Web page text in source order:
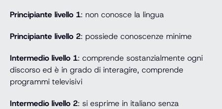
Principiante livello 1: non conosce la lingua
Principiante livello 2: possiede conoscenze minime
Intermedio livello 1: comprende sostanzialmente ogni
discorso ed è in grado di interagire, comprende
programmi televisivi
Intermedio livello 2: si esprime in italiano senza